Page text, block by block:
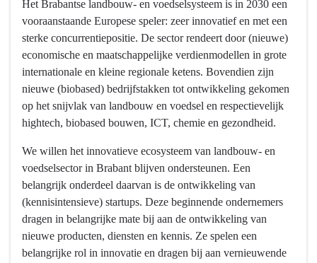
navigatie
Programma
Landbouw
voedsel
Hebben
bereikt
wat
wilden
bereiken?
Het Brabantse landbouw- en voedselsysteem is in 2030 een
vooraanstaande Europese speler: zeer innovatief en met een
sterke concurrentiepositie. De sector rendeert door (nieuwe)
economische en maatschappelijke verdienmodellen in grote
internationale en kleine regionale ketens. Bovendien zijn
nieuwe (biobased) bedrijfstakken tot ontwikkeling gekomen
op het snijvlak van landbouw en voedsel en respectievelijk
hightech, biobased bouwen, ICT, chemie en gezondheid.
We willen het innovatieve ecosysteem van landbouw- en
voedselsector in Brabant blijven ondersteunen. Een
belangrijk onderdeel daarvan is de ontwikkeling van
(kennisintensieve) startups. Deze beginnende ondernemers
dragen in belangrijke mate bij aan de ontwikkeling van
nieuwe producten, diensten en kennis. Ze spelen een
belangrijke rol in innovatie en dragen bij aan vernieuwende